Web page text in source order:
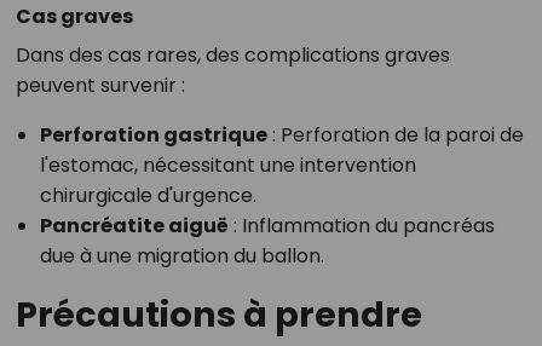
Cas graves
Dans des cas rares, des complications graves
peuvent survenir :
Perforation gastrique: Perforation de la paroi de
l'estomac, nécessitant une intervention
chirurgicale d'urgence.
Pancréatite aiguë : Inflammation du pancréas
due à une migration du ballon.
Précautions à prendre